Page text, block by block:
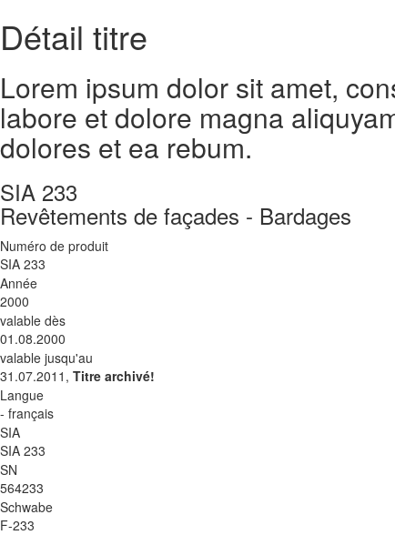
Détail titre
Lorem ipsum dolor sit amet,
labore et dolore magna
dolores et ea rebum.
SIA 233
Revêtements de façades - Bardages
Numéro de produit
SIA 233
Année
2000
valable dès
01.08.2000
valable jusqu'au
31.07.2011, Titre archivé!
Langue
- français
SIA
SIA 233
SN
564233
Schwabe
F-233